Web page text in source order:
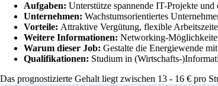
Aufgaben: Unterstütze spannende IT-Projekte
Unternehmen: Wachstumsorientiertes
Vorteile: Attraktive Vergütung, flexible
Weitere Informationen: Networking-
Warum dieser Job: Gestalte die Energiewende
Qualifikationen: Studium in (Wirtschafts-
Das prognostizierte Gehalt liegt zwischen 13 - 16 € pro